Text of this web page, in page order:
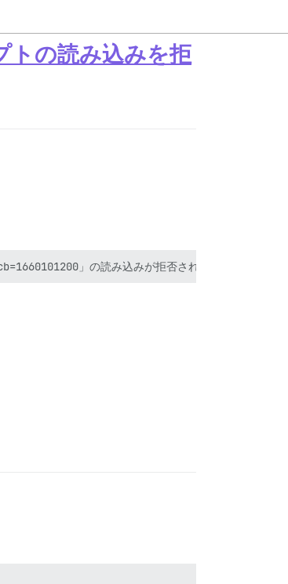
トの読み込みを拒